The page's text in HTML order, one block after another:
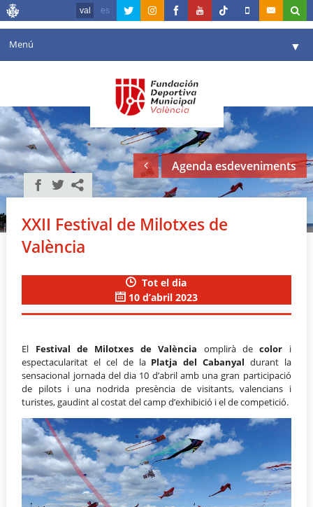
val es
Menú ▼
Agenda
Instal·lacions
Comunicació ▼
València en esport
Portal de Transparència
Agenda esdeveniments
XXII Festival de Milotxes de
València
Tot el dia
10 d’abril 2023
El Festival de Milotxes de València omplirà decolor i
espectacularitat el cel de la Platja del Cabanyal durant la
sensacional jornada del dia 10 d’abril amb una gran participació
de pilots i una nodrida presència de visitants, valencians i
turistes, gaudint al costat del camp d’exhibició i el de competició.